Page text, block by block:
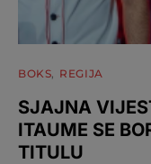
BOKS REGIJA
SJAJNA
ITAUME SE
TITULU